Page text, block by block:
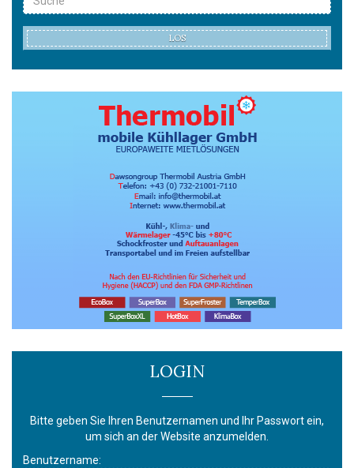
LOS
LOGIN
Bitte geben Sie Ihren Benutzernamen und Ihr Passwort ein,
um sich an der Website anzumelden.
Benutzername: